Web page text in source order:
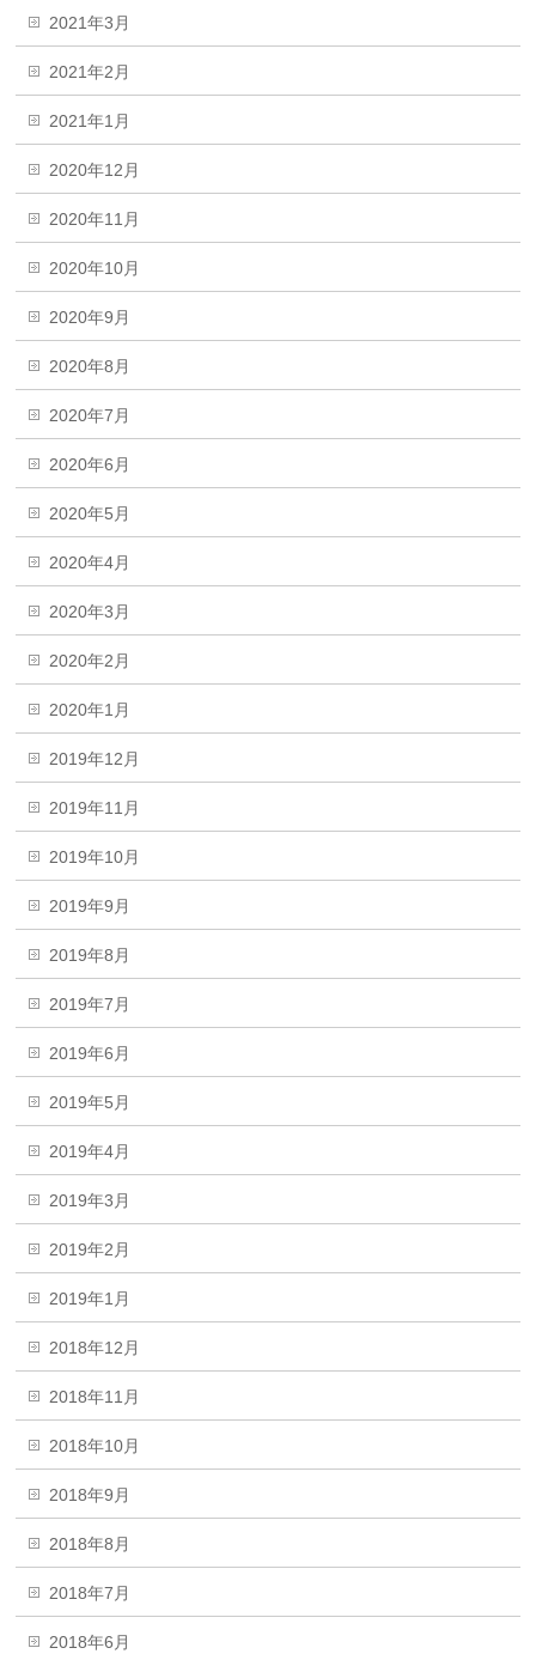
2021年3月
2021年2月
2021年1月
2020年12月
2020年11月
2020年10月
2020年9月
2020年8月
2020年7月
2020年6月
2020年5月
2020年4月
2020年3月
2020年2月
2020年1月
2019年12月
2019年11月
2019年10月
2019年9月
2019年8月
2019年7月
2019年6月
2019年5月
2019年4月
2019年3月
2019年2月
2019年1月
2018年12月
2018年11月
2018年10月
2018年9月
2018年8月
2018年7月
2018年6月